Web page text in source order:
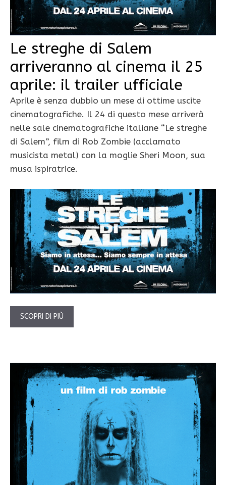
Le streghe di Salem
arriveranno al cinema il 25
aprile: il trailer ufficiale
Aprile è senza dubbio un mese di ottime uscite
cinematografiche. Il 24 di questo mese arriverà
nelle sale cinematografiche italiane “Le streghe
di Salem”, film di Rob Zombie (acclamato
musicista metal) con la moglie Sheri Moon, sua
musa ispiratrice.
SCOPRI DI PIÙ